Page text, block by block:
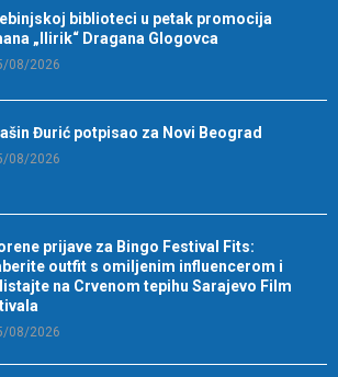
biblioteci u petak promocija
„Ilirik“ Dragana Glogovca
08/2026
Đurić potpisao za Novi Beograd
08/2026
prijave za Bingo Festival Fits:
outfit s omiljenim influencerom i
na Crvenom tepihu Sarajevo Film
08/2026